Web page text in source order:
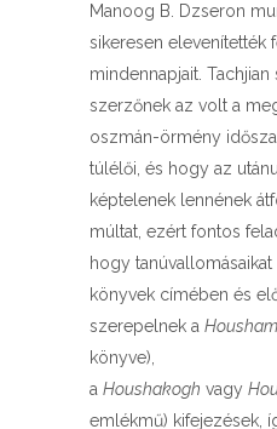
Manoog B. Dzseron
sikeresen elevenítették
mindennapjait. Tachjian
szerzőnek az volt a
oszmán-örmény
túlélői, és hogy az
képtelenek lennének
múltat, ezért fontos
hogy tanúvallomásaikat
könyvek címében és
szerepelnek a
könyve),
a Houshakogh vagy
emlékmű) kifejezések,